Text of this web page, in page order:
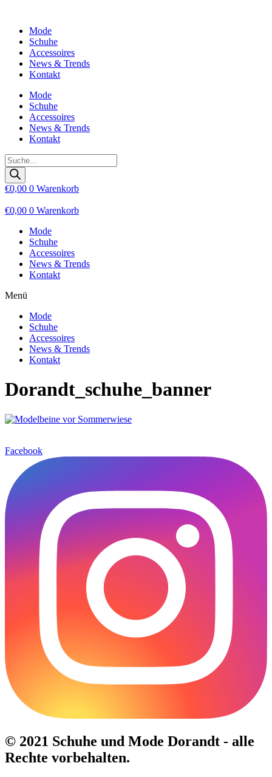
wechselnMode
Schuhe
Accessoires
News & Trends
Kontakt
Mode
Schuhe
Accessoires
News & Trends
Kontakt
Products
search
€0,00 0 Warenkorb
€0,00 0 Warenkorb
Mode
Schuhe
Accessoires
News & Trends
Kontakt
Menü
Mode
Schuhe
Accessoires
News & Trends
Kontakt
Dorandt_schuhe_banner
Facebook
© 2021 Schuhe und Mode Dorandt - alle
Rechte vorbehalten.